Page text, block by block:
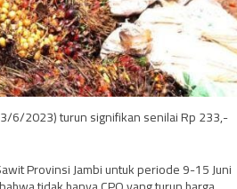
6/2023) turun signifikan senilai Rp 233,-
Provinsi Jambi untuk periode 9-15 Juni